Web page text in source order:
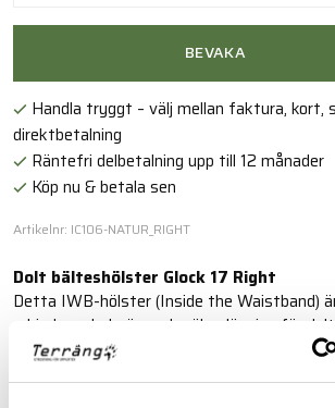
BEVAKA
Handla tryggt – välj mellan faktura, kort,
direktbetalning
Räntefri delbetalning upp till 12 månader
Köp nu & betala sen
Artikelnr: IC106-NATUR_RIGHT
Dolt bälteshölster Glock 17 Right
Detta IWB-hölster (Inside the Waistband)
erbjuda en bekväm och säker lösning för
av naturligt läder, ger det en mjuk och
samtidigt som det behåller sin form även vid